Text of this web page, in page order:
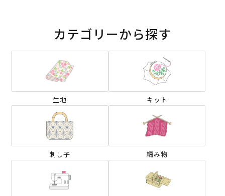
カテゴリーから探す
生地 キット
刺し子 編み物